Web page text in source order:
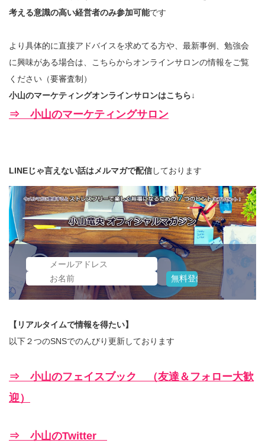
考える意識の高い経営者のみ参加可能です
より具体的に直接アドバイスを求めてる方や、最新事例、勉強会
に興味がある場合は、こちらからオンラインサロンの情報をご覧
ください（要審査制）
小山のマーケティングオンラインサロンはこちら↓
⇒ 小山のマーケティングサロン
LINEじゃ言えない話はメルマガで配信しております
【リアルタイムで情報を得たい】
以下２つのSNSでのんびり更新しております
⇒ 小山のフェイスブック （友達＆フォロー大歓
迎）
⇒ 小山のTwitter